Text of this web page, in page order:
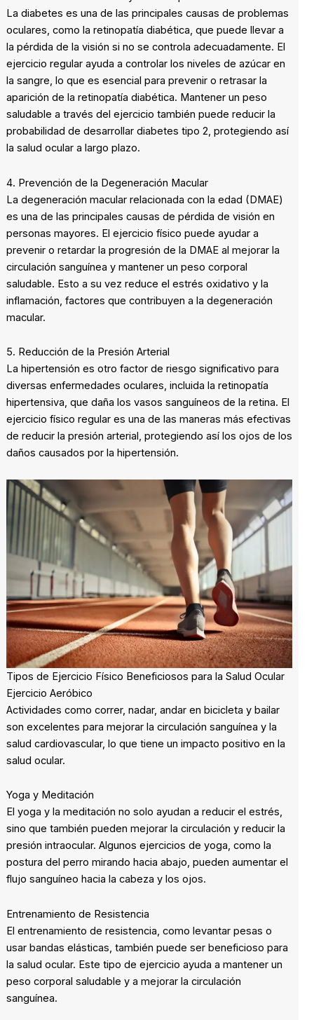
La diabetes es una de las principales causas de problemas
oculares, como la retinopatía diabética, que puede llevar a
la pérdida de la visión si no se controla adecuadamente. El
ejercicio regular ayuda a controlar los niveles de azúcar en
la sangre, lo que es esencial para prevenir o retrasar la
aparición de la retinopatía diabética. Mantener un peso
saludable a través del ejercicio también puede reducir la
probabilidad de desarrollar diabetes tipo 2, protegiendo así
la salud ocular a largo plazo.
4. Prevención de la Degeneración Macular
La degeneración macular relacionada con la edad (DMAE)
es una de las principales causas de pérdida de visión en
personas mayores. El ejercicio físico puede ayudar a
prevenir o retardar la progresión de la DMAE al mejorar la
circulación sanguínea y mantener un peso corporal
saludable. Esto a su vez reduce el estrés oxidativo y la
inflamación, factores que contribuyen a la degeneración
macular.
5. Reducción de la Presión Arterial
La hipertensión es otro factor de riesgo significativo para
diversas enfermedades oculares, incluida la retinopatía
hipertensiva, que daña los vasos sanguíneos de la retina. El
ejercicio físico regular es una de las maneras más efectivas
de reducir la presión arterial, protegiendo así los ojos de los
daños causados por la hipertensión.
Tipos de Ejercicio Físico Beneficiosos para la Salud Ocular
Ejercicio Aeróbico
Actividades como correr, nadar, andar en bicicleta y bailar
son excelentes para mejorar la circulación sanguínea y la
salud cardiovascular, lo que tiene un impacto positivo en la
salud ocular.
Yoga y Meditación
El yoga y la meditación no solo ayudan a reducir el estrés,
sino que también pueden mejorar la circulación y reducir la
presión intraocular. Algunos ejercicios de yoga, como la
postura del perro mirando hacia abajo, pueden aumentar el
flujo sanguíneo hacia la cabeza y los ojos.
Entrenamiento de Resistencia
El entrenamiento de resistencia, como levantar pesas o
usar bandas elásticas, también puede ser beneficioso para
la salud ocular. Este tipo de ejercicio ayuda a mantener un
peso corporal saludable y a mejorar la circulación
sanguínea.